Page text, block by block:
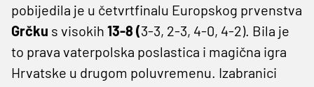
pobijedila je u četvrtfinalu Europskog prvenstva
Grčku s visokih 13-8 (3-3, 2-3, 4-0, 4-2). Bila je
to prava vaterpolska poslastica i magična igra
Hrvatske u drugom poluvremenu. Izabranici